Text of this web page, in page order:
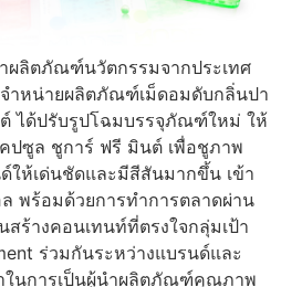
ผลิตภัณฑ์นวัตกรรมจากประเทศ
ำหน่ายผลิตภัณฑ์เม็ดอมดับกลิ่นปา
ได้ปรับรูปโฉมบรรจุภัณฑ์ใหม่ ให้
ปซูล ชูการ์ ฟรี มินต์ เพื่อชูภาพ
ห้เด่นชัดและมีสีสันมากขึ้น เข้า
พร้อมด้วยการทำการตลาดผ่าน
สร้างคอนเทนท์ที่ตรงใจกลุ่มเป้า
ร่วมกันระหว่างแบรนด์และ
ในการเป็นผู้นำผลิตภัณฑ์คุณภาพ